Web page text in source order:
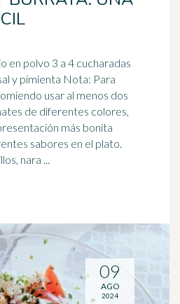
en polvo 3 a 4 cucharadas
Nota: Para
usar al menos dos
de diferentes colores,
más bonita
sabores en el plato.
nara ...
09
AGO
2024